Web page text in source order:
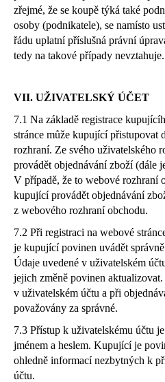
zřejmé, že se koupě týká také
osoby (podnikatele), se namísto
řádu uplatní příslušná právní
tedy na takové případy nevztahuje.
VII. UŽIVATELSKÝ ÚČET
7.1 Na základě registrace
stránce může kupující přistupovat
rozhraní. Ze svého uživatelského
provádět objednávání zboží (dále
V případě, že to webové rozhraní
kupující provádět objednávání
z webového rozhraní obchodu.
7.2 Při registraci na webové
je kupující povinen uvádět
Údaje uvedené v uživatelském
jejich změně povinen
v uživatelském účtu a při
považovány za správné.
7.3 Přístup k uživatelskému účtu
jménem a heslem. Kupující je
ohledně informací nezbytných k
účtu.